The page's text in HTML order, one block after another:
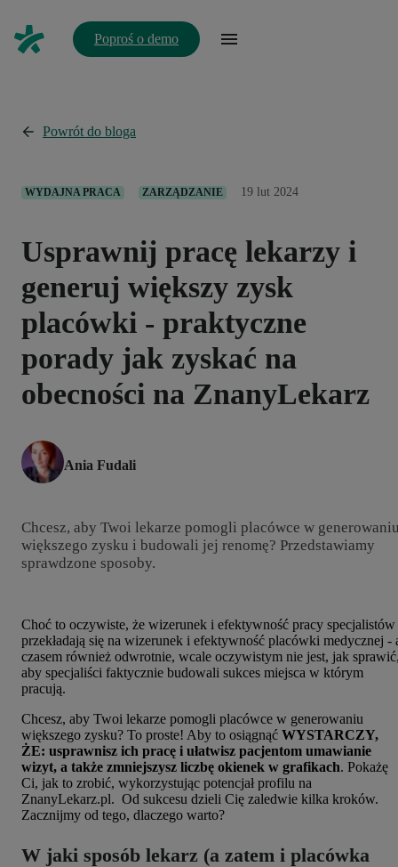
Poproś o demo
Powrót do bloga
WYDAJNA PRACA ZARZĄDZANIE 19 lut 2024
Usprawnij pracę lekarzy i
generuj większy zysk
placówki - praktyczne
porady jak zyskać na
obecności na ZnanyLekarz
Ania Fudali
Chcesz, aby Twoi lekarze pomogli placówce w
większego zysku i budowali jej renomę? Przedstawiamy
sprawdzone sposoby.
Choć to oczywiste, że wizerunek i efektywność pracy specjalistów
przekładają się na wizerunek i efektywność placówki medycznej -
czasem również odwrotnie, wcale oczywistym nie jest, jak
aby specjaliści faktycznie budowali sukces miejsca w którym
pracują.
Chcesz, aby Twoi lekarze pomogli placówce w generowaniu
większego zysku? To proste! Aby to osiągnąć WYSTARCZY,
ŻE: usprawnisz ich pracę i ułatwisz pacjentom umawianie
wizyt, a także zmniejszysz liczbę okienek w grafikach. Pokażę
Ci, jak to zrobić, wykorzystując potencjał profilu na
ZnanyLekarz.pl. Od sukcesu dzieli Cię zaledwie kilka kroków.
Zacznijmy od tego, dlaczego warto?
W jaki sposób lekarz (a zatem i placówka